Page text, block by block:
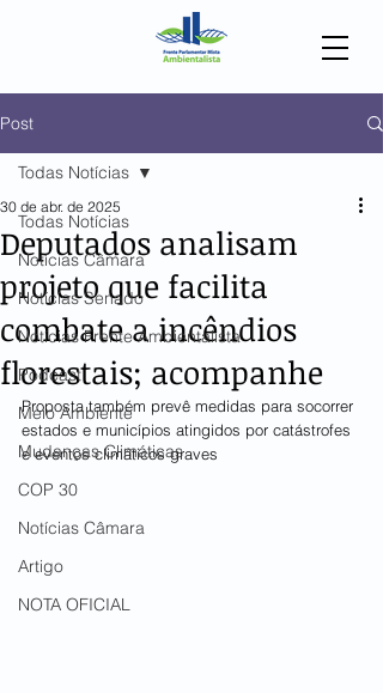
Post
Todas Notícias
Notícias Câmara
Notícias Senado
Notícias Frente Ambientalista
Podcast
Meio Ambiente
Mudanças Climáticas
COP 30
Notícias Câmara
Artigo
NOTA OFICIAL
Todas Notícias
Deputados analisam
projeto que facilita
combate a incêndios
florestais; acompanhe
30 de abr. de 2025
Proposta também prevê medidas para socorrer
estados e municípios atingidos por catástrofes
e eventos climáticos graves